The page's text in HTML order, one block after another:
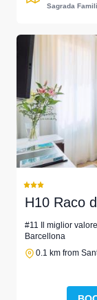
Sagrada
H10 Raco
#11 Il miglior
Barcellona
0.1 km from